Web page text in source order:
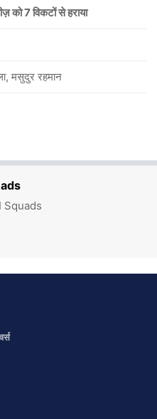
Squads
को 7 विकटों से हराया
मसुदुर रहमान